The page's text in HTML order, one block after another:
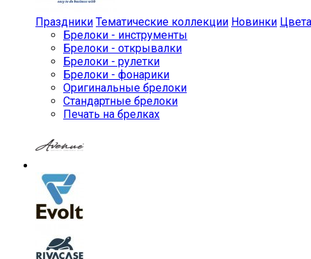
Праздники Тематические коллекции Новинки Цвета
Брелоки - инструменты
Брелоки - открывалки
Брелоки - рулетки
Брелоки - фонарики
Оригинальные брелоки
Стандартные брелоки
Печать на брелках